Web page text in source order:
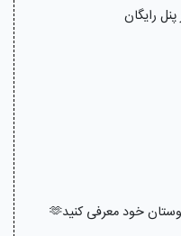
رایگان
خود معرفی کنید🫶